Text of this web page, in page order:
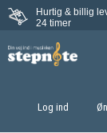
Hurtig & billig
24 timer
Log ind